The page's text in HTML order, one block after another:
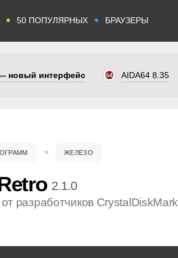
• 50 ПОПУЛЯРНЫХ • БРАУЗЕРЫ
новый интерфейс AIDA64 8.35
ЖЕЛЕЗО
2.1.0
разработчиков CrystalDiskMark